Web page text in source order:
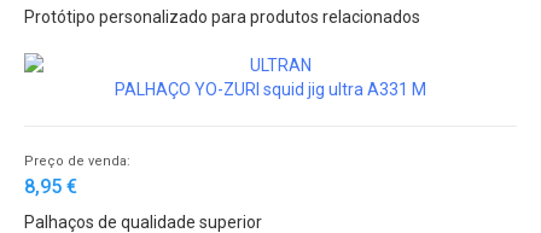
Protótipo personalizado para produtos relacionados
PALHAÇO YO-ZURI squid jig ultra A331 M
Preço de venda:
8,95 €
Palhaços de qualidade superior